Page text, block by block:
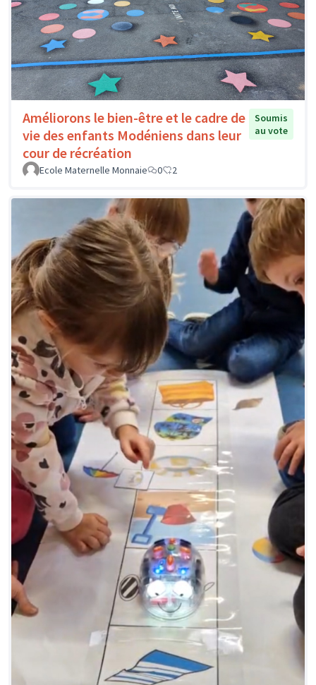
Améliorons le bien-être et le cadre de
vie des enfants Modéniens dans leur
cour de récréation
Soumis
au vote
Ecole Maternelle Monnaie 0 2